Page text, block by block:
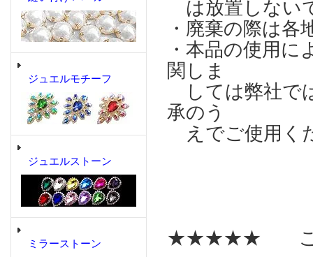
ジュエルモチーフ
ジュエルストーン
ミラーストーン
は放置しない
・廃棄の際は
・本品の使用
関しま
しては弊社で
承のう
えでご使用く
★★★★★ こ